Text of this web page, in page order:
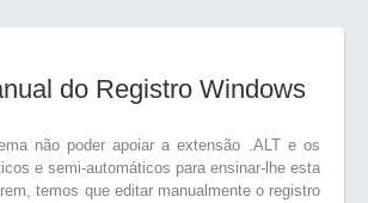
do Registro Windows
não poder apoiar a extensão .ALT e os
e semi-automáticos para ensinar-lhe esta
temos que editar manualmente o registro